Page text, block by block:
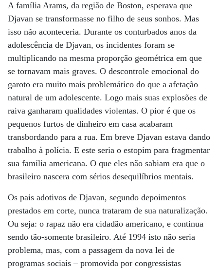
A família Arams, da região de Boston, esperava que
Djavan se transformasse no filho de seus sonhos. Mas
isso não aconteceria. Durante os conturbados anos da
adolescência de Djavan, os incidentes foram se
multiplicando na mesma proporção geométrica em que
se tornavam mais graves. O descontrole emocional do
garoto era muito mais problemático do que a afetação
natural de um adolescente. Logo mais suas explosões de
raiva ganharam qualidades violentas. O pior é que os
pequenos furtos de dinheiro em casa acabaram
transbordando para a rua. Em breve Djavan estava dando
trabalho à polícia. E este seria o estopim para fragmentar
sua família americana. O que eles não sabiam era que o
brasileiro nascera com sérios desequilíbrios mentais.
Os pais adotivos de Djavan, segundo depoimentos
prestados em corte, nunca trataram de sua naturalização.
Ou seja: o rapaz não era cidadão americano, e continua
sendo tão-somente brasileiro. Até 1994 isto não seria
problema, mas, com a passagem da nova lei de
programas sociais – promovida por congressistas